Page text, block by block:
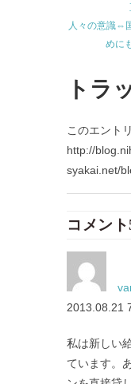
人々の意識⇔
めに
トラ
このエント
http://
syakai.net/
コメン
2013.08.21
私は新しい
ています。